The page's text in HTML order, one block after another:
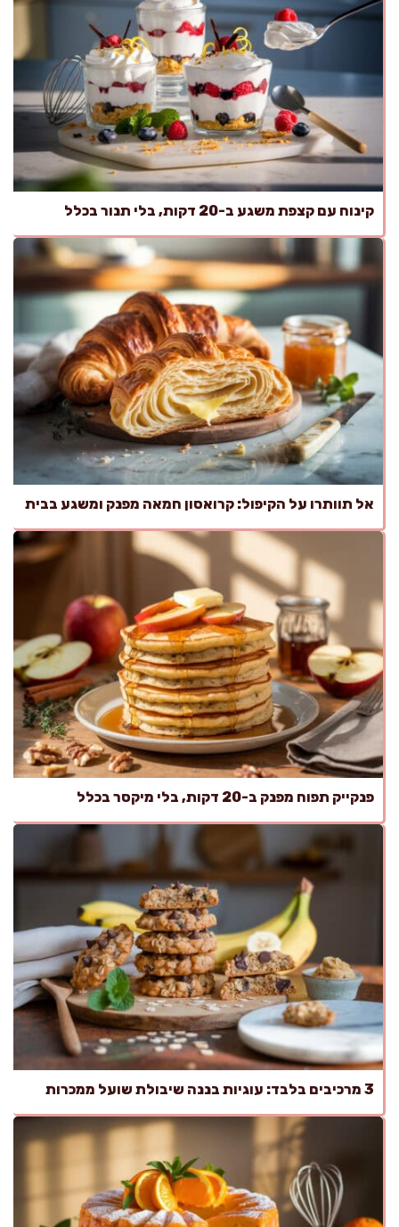
קינוח עם קצפת משגע ב-20 דקות, בלי תנור בכלל
אל תוותרו על הקיפול: קרואסון חמאה מפנק ומשגע בבית
פנקייק תפוח מפנק ב-20 דקות, בלי מיקסר בכלל
3 מרכיבים בלבד: עוגיות בננה שיבולת שועל ממכרות